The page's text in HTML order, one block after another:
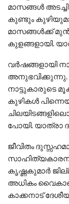
മാസങ്ങൾ
കുണ്ടും
മാസങ്ങൾക്ക്
കുളങ്ങളായി.
വർഷങ്ങളായി
അനുഭവിക്കുന്നു.
നാട്ടുകാരുടെ
കുഴികൾ
പോയി. യാത്രാ
ജീവിതം
കൃഷ്ണകുമാർ
അധികം
കാക്കനാട്